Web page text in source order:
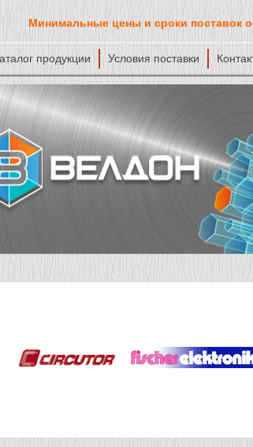
Минимальные цены и сроки поставок
продукции Условия поставки